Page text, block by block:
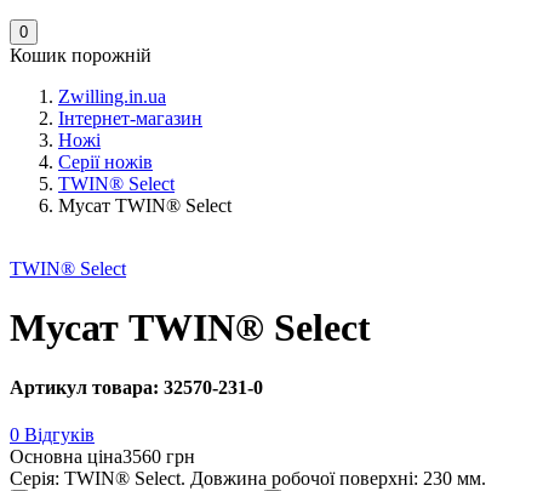
0
Кошик порожній
Zwilling.in.ua
Інтернет-магазин
Ножі
Серії ножів
TWIN® Select
Мусат TWIN® Select
TWIN® Select
Мусат TWIN® Select
Артикул товара: 32570-231-0
0 Відгуків
Основна ціна3560 грн
Серія: TWIN® Select. Довжина робочої поверхні: 230 мм.